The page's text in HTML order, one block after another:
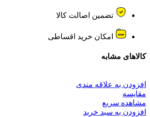
تضمین اصالت کالا
امکان خرید اقساطی
کالاهای مشابه
افزودن به علاقه مندی
مقایسه
مشاهده سریع
افزودن به سبد خرید